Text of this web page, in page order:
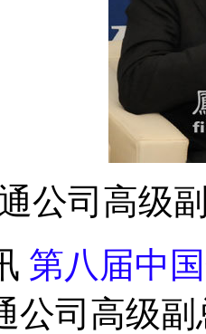
公司高级
第八届中
公司高级